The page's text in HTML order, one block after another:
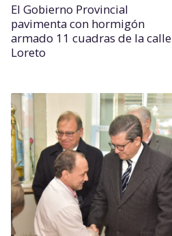
El Gobierno Provincial
pavimenta con hormigón
armado 11 cuadras de la calle
Loreto